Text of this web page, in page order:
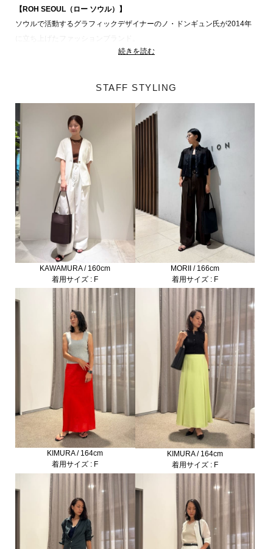
【ROH SEOUL（ロー ソウル）】
ソウルで活動するグラフィックデザイナーのノ・ドンギュン氏が2014年
日常的に存在するオブジェをグラフィックデザインに組み込む創造的な試
ファッション・家具・ユーザーエクスペリエンスの開発など様々な分野で
ROH SEOUL 商品一覧
続きを読む
STAFF STYLING
KAWAMURA / 160cm
着用サイズ : F
MORII / 166cm
着用サイズ : F
KIMURA / 164cm
着用サイズ : F
KIMURA / 164cm
着用サイズ : F